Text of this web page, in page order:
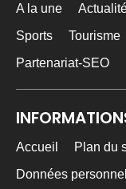
0
MEDIA
A la une
Sports
Tourisme
Partenariat-SEO
Accueil Plan du
Données